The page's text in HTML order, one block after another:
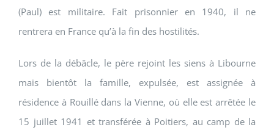
(Paul) est militaire. Fait prisonnier en 1940, il ne
rentrera en France qu’à la fin des hostilités.
Lors de la débâcle, le père rejoint les siens à Libourne
mais bientôt la famille, expulsée, est assignée à
résidence à Rouillé dans la Vienne, où elle est arrêtée le
15 juillet 1941 et transférée à Poitiers, au camp de la